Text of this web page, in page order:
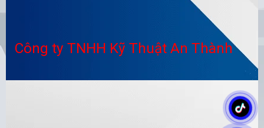
Công ty TNHH Kỹ Thuật An Thành